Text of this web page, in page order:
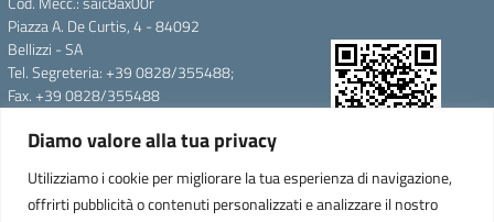
Diamo valore alla tua privacy
Utilizziamo i cookie per migliorare la tua esperienza di navigazione,
offrirti pubblicità o contenuti personalizzati e analizzare il nostro
Piazza A. De Curtis, 4 - 84092
Bellizzi - SA
Tel. Segreteria: +39 0828/355488;
Fax. +39 0828/355488
pec: saic8ax00r@pec.istruzione.it
Cod.Mecc.:saic8ax00r
C.U.F.E.:UFTARW-Uff_eFatturaPA
WebApp